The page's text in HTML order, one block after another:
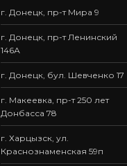
г. Донецк, пр-т Мира 9
г. Донецк, пр-т Ленинский
146А
г. Донецк, бул. Шевченко 17
г. Макеевка, пр-т 250 лет
Донбасса 78
г. Харцызск, ул.
Краснознаменская 59п